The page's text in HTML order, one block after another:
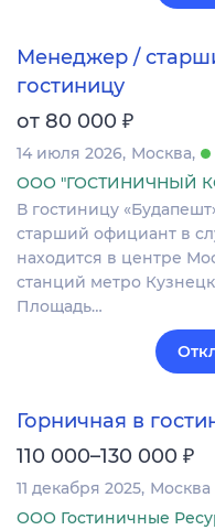
Менеджер /
гостиницу
от 80 000 ₽
14 июля 2026 Москва
ООО "ГОСТИНИЧНЫЙ
В гостиницу
старший официант в
находится в центре
станций метро
Площадь…
Горничная в
110 000–130 000 ₽
11 декабря 2025 Москва
ООО Гостиничные